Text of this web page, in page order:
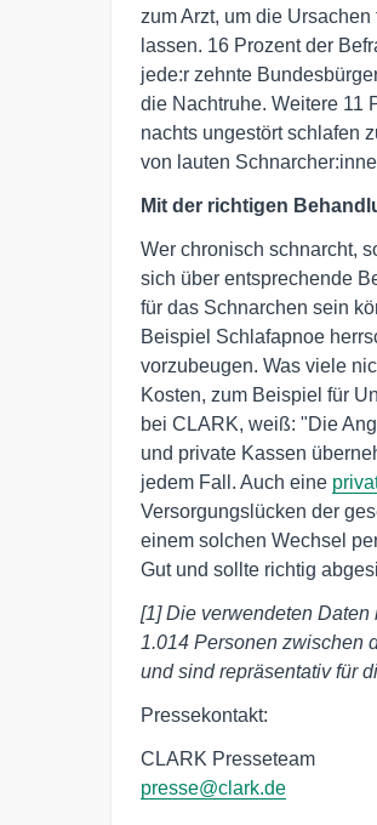
zum Arzt, um die
lassen. 16 Prozent der
jede:r zehnte
die Nachtruhe. Weitere 11
nachts ungestört schlafen
von lauten
Mit der richtigen
Wer chronisch schnarcht,
sich über entsprechende
für das Schnarchen sein
Beispiel Schlafapnoe
vorzubeugen. Was viele
Kosten, zum Beispiel für
bei CLARK, weiß: "Die
und private Kassen
jedem Fall. Auch eine
Versorgungslücken der
einem solchen Wechsel
Gut und sollte richtig
[1] Die verwendeten
1.014 Personen zwischen
und sind repräsentativ für
Pressekontakt:
CLARK Presseteam
presse@clark.de